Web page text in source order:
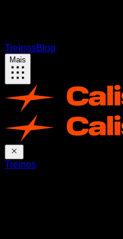
TreinosBlog
Mais
Treinos